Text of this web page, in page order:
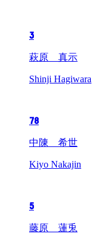
3
萩原 真示
Shinji Hagiwara
78
中陳 希世
Kiyo Nakajin
5
藤原 蓮兎